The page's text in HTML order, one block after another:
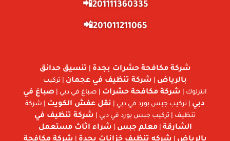
201111360335📲
201011211065📲
شركة مكافحة حشرات بجدة
تنسيق حدائق
بالرياض
شركة تنظيف في عجمان | تركيب
انترلوك |
شركة مكافحة حشرات | صباغ في دبي | صباغ في
دبي | تركيب جبس بورد في دبي | نقل عفش الكويت | شركة
تنظيف | تركيب جبس بورد في دبي |
شركة تنظيف في
الشارقة |معلم جبس
شراء اثاث مستعمل